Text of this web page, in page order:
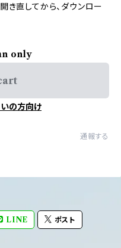
き直してから、ダウンロー
only
の方向け
通報する
LINE ポスト